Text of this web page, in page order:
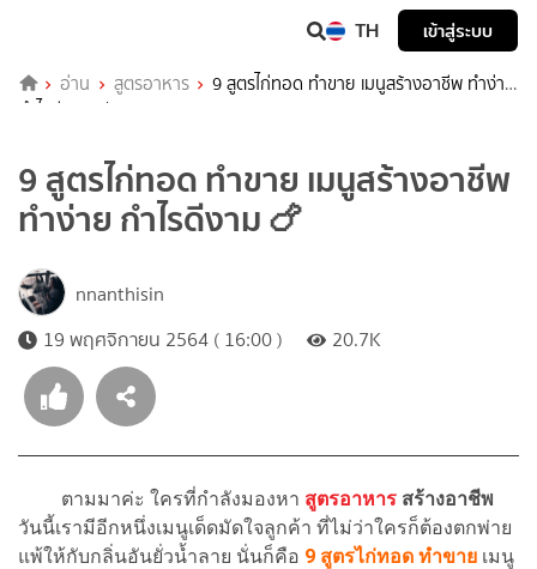
TH เข้าสู่ระบบ
อ่าน สูตรอาหาร
9 สูตรไก่ทอด ทำขาย เมนูสร้างอาชีพ ทำง่าย
กำไรดีงาม 🍗
9 สูตรไก่ทอด ทำขาย เมนูสร้างอาชีพ
ทำง่าย กำไรดีงาม 🍗
nnanthisin
19 พฤศจิกายน 2564 ( 16:00 )
20.7K
ตามมาค่ะ ใครที่กำลังมองหา สูตรอาหาร สร้างอาชีพ
วันนี้เรามีอีกหนึ่งเมนูเด็ดมัดใจลูกค้า ที่ไม่ว่าใครก็ต้องตกพ่าย
แพ้ให้กับกลิ่นอันยั่วน้ำลาย นั่นก็คือ 9 สูตรไก่ทอด ทำขาย เมนู